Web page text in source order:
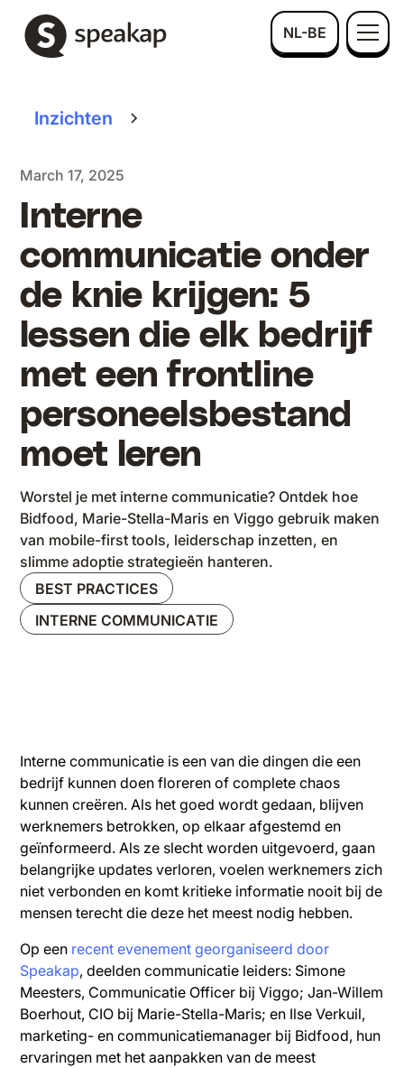
NL-BE
Inzichten
March 17, 2025
Interne
communicatie onder
de knie krijgen: 5
lessen die elk bedrijf
met een frontline
personeelsbestand
moet leren
Worstel je met interne communicatie? Ontdek hoe
Bidfood, Marie-Stella-Maris en Viggo gebruik maken
van mobile-first tools, leiderschap inzetten, en
slimme adoptie strategieën hanteren.
BEST PRACTICES
INTERNE COMMUNICATIE
Interne communicatie is een van die dingen die een
bedrijf kunnen doen floreren of complete chaos
kunnen creëren. Als het goed wordt gedaan, blijven
werknemers betrokken, op elkaar afgestemd en
geïnformeerd. Als ze slecht worden uitgevoerd, gaan
belangrijke updates verloren, voelen werknemers zich
niet verbonden en komt kritieke informatie nooit bij de
mensen terecht die deze het meest nodig hebben.
Op een recent evenement georganiseerd door
Speakap, deelden communicatie leiders: Simone
Meesters, Communicatie Officer bij Viggo; Jan-Willem
Boerhout, CIO bij Marie-Stella-Maris; en Ilse Verkuil,
marketing- en communicatiemanager bij Bidfood, hun
ervaringen met het aanpakken van de meest